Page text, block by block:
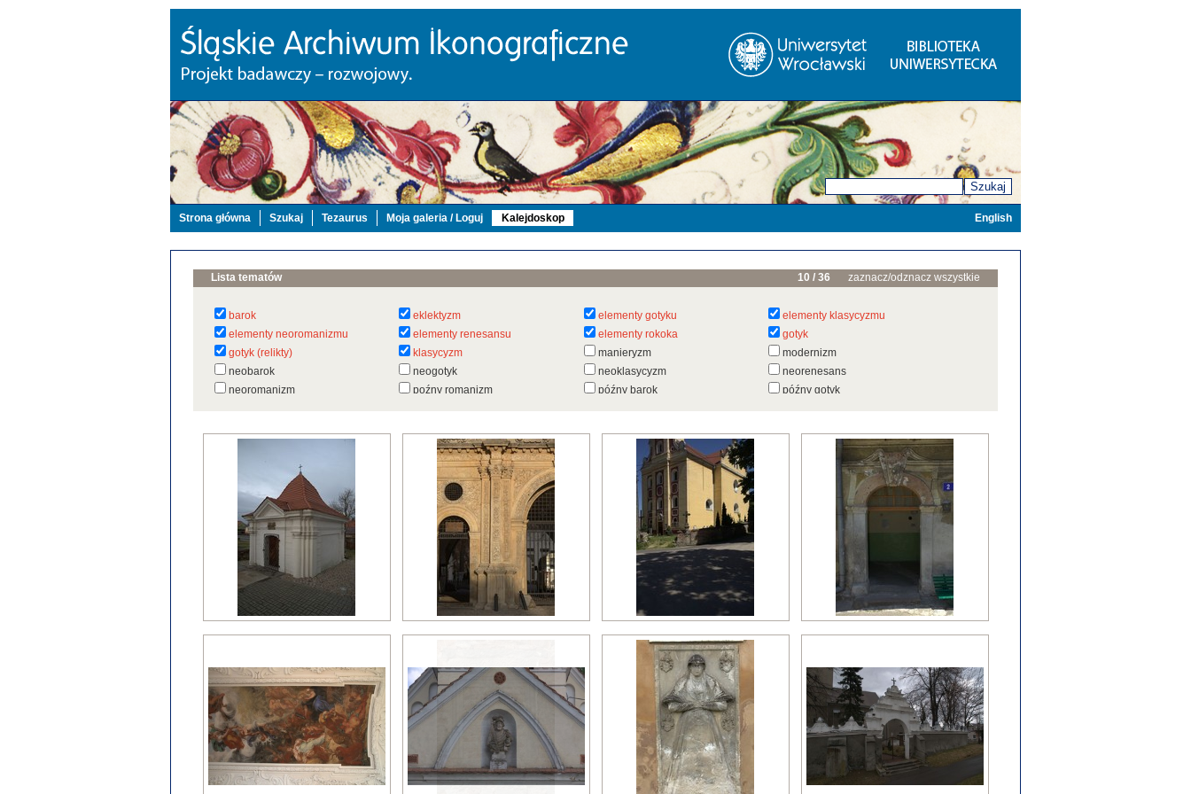
Szukaj
Strona główna Szukaj Tezaurus Moja galeria / Loguj Kalejdoskop English
Lista tematów 10 / 36 zaznacz/odznacz wszystkie
barok eklektyzm elementy gotyku
elementy klasycyzmu
elementy neoromanizmu
elementy renesansu elementy rokoka
gotyk
gotyk (relikty)
klasycyzm manieryzm
modernizm
neobarok
neogotyk neoklasycyzm
neorenesans
neoromanizm
poźny romanizm późny barok
późny gotyk
rokoko
romanizm (relikty)
wczesny barok
wczesny gotyk wczesny klasycyzm wczesny renesans